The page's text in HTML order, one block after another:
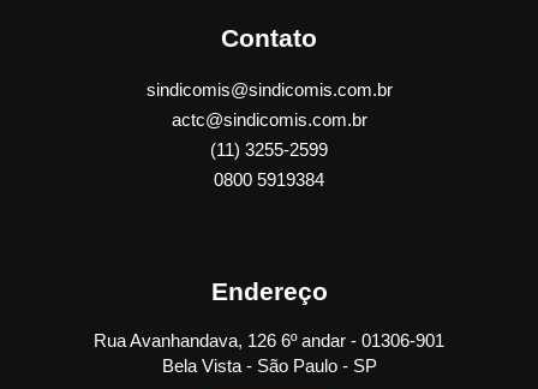
Contato
sindicomis@sindicomis.com.br
actc@sindicomis.com.br
(11) 3255-2599
0800 5919384
Endereço
Rua Avanhandava, 126 6º andar - 01306-901
Bela Vista - São Paulo - SP